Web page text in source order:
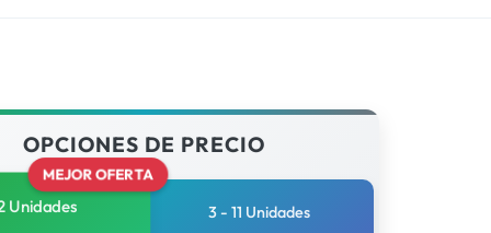
OPCIONES DE PRECIO
MEJOR OFERTA
Unidades 3 - 11 Unidades